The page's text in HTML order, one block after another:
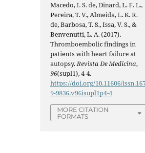
Macedo, I. S. de, Dinard, L. F. L.,
Pereira, T. V., Almeida, L. K. R.
de, Barbosa, T. S., Issa, V. S., &
Benvenutti, L. A. (2017).
Thromboembolic findings in
patients with heart failure at
autopsy.Revista De Medicina,
96(supl1), 4-4.
https://doi.org/10.11606/
9-9836.v96isupl1p4-4
MORE CITATION
FORMATS